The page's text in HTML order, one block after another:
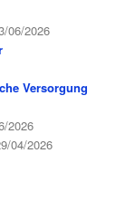
06/2026
Versorgung
2026
04/2026